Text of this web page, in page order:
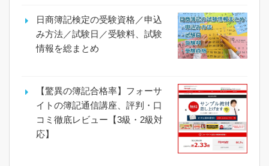
日商簿記検定の受験資格／申込
み方法／試験日／受験料、試験
情報を総まとめ
【驚異の簿記合格率】フォーサ
イトの簿記通信講座、評判・口
コミ徹底レビュー【3級・2級対
応】